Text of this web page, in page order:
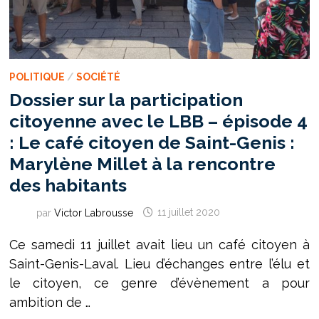
POLITIQUE / SOCIÉTÉ
Dossier sur la participation
citoyenne avec le LBB – épisode 4
: Le café citoyen de Saint-Genis :
Marylène Millet à la rencontre
des habitants
par Victor Labrousse 11 juillet 2020
Ce samedi 11 juillet avait lieu un café citoyen à
Saint-Genis-Laval. Lieu d’échanges entre l’élu et
le citoyen, ce genre d’évènement a pour
ambition de …